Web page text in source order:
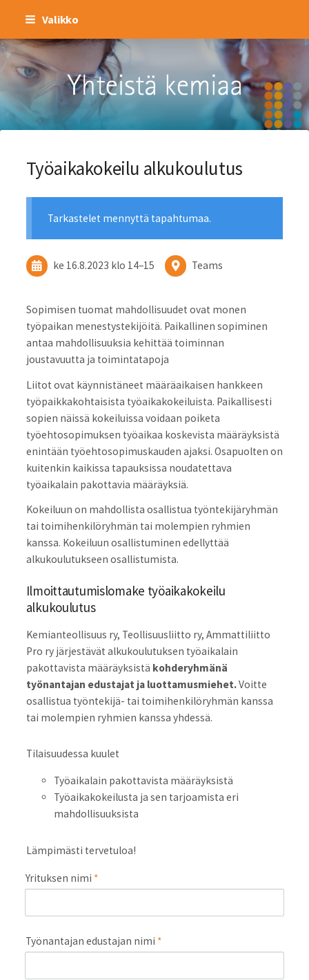
Siirry
sisältöön
Valikko
Kemianteollisuus ry
Työaikakokeilu alkukoulutus
Tarkastelet mennyttä tapahtumaa.
ke 16.8.2023 klo 14–15 Teams
Sopimisen tuomat mahdollisuudet ovat monen
työpaikan menestystekijöitä. Paikallinen sopiminen
antaa mahdollisuuksia kehittää toiminnan
joustavuutta ja toimintatapoja
Liitot ovat käynnistäneet määräaikaisen hankkeen
työpaikkakohtaisista työaikakokeiluista. Paikallisesti
sopien näissä kokeiluissa voidaan poiketa
työehtosopimuksen työaikaa koskevista määräyksistä
enintään työehtosopimuskauden ajaksi. Osapuolten on
kuitenkin kaikissa tapauksissa noudatettava
työaikalain pakottavia määräyksiä.
Kokeiluun on mahdollista osallistua työntekijäryhmän
tai toimihenkilöryhmän tai molempien ryhmien
kanssa. Kokeiluun osallistuminen edellyttää
alkukoulutukseen osallistumista.
Ilmoittautumislomake työaikakokeilu
alkukoulutus
Kemianteollisuus ry, Teollisuusliitto ry, Ammattiliitto
Pro ry järjestävät alkukoulutuksen työaikalain
pakottavista määräyksistä kohderyhmänä
työnantajan edustajat ja luottamusmiehet.Voitte
osallistua työntekijä- tai toimihenkilöryhmän kanssa
tai molempien ryhmien kanssa yhdessä.
Tilaisuudessa kuulet
Työaikalain pakottavista määräyksistä
Työaikakokeilusta ja sen tarjoamista eri
mahdollisuuksista
Lämpimästi tervetuloa!
Yrituksen nimi *
Työnantajan edustajan nimi *